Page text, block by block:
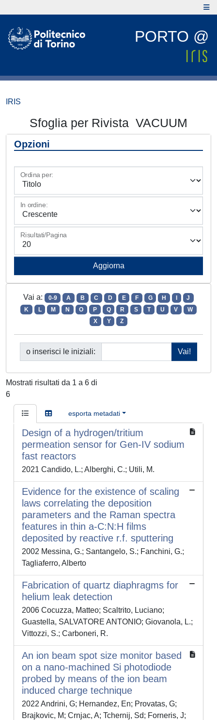
PORTO @
IRIS
Sfoglia per Rivista VACUUM
Opzioni
Ordina per:
In ordine:
Risultati/Pagina
Vai a: 0-9 A B C D E F G H
J
K
L M N O P Q R S T U V
W
X
Y Z
o inserisci le iniziali:
Mostrati risultati da 1 a 6 di
6
esporta metadati
Design of a hydrogen/tritium
permeation sensor for Gen-IV sodium
fast reactors
2021 Candido, L.; Alberghi, C.; Utili, M.
Evidence for the existence of scaling
laws correlating the deposition
parameters and the Raman spectra
features in thin a-C:N:H films
deposited by reactive r.f. sputtering
2002 Messina, G.; Santangelo, S.; Fanchini, G.;
Tagliaferro, Alberto
Fabrication of quartz diaphragms for
helium leak detection
2006 Cocuzza, Matteo; Scaltrito, Luciano;
Guastella, SALVATORE ANTONIO; Giovanola, L.;
Vittozzi, S.; Carboneri, R.
An ion beam spot size monitor based
on a nano-machined Si photodiode
probed by means of the ion beam
induced charge technique
2022 Andrini, G; Hernandez, En; Provatas, G;
Brajkovic, M; Crnjac, A; Tchernij, Sd; Forneris, J;